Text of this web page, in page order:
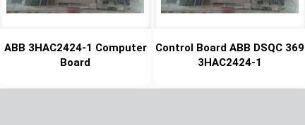
ABB 3HAC2424-1 Computer
Board
Control Board ABB DSQC 369
3HAC2424-1